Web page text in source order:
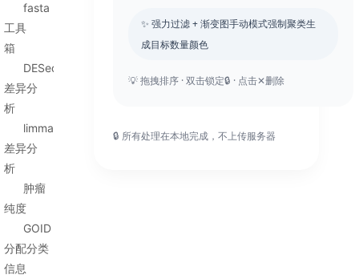
fasta
工具
箱
DESeq2
差异分
析
limma
差异分
析
肿瘤
纯度
GOID
分配分类
信息
✨ 强力过滤 + 渐变图手动模式强制聚类生
成目标数量颜色
💡 拖拽排序 · 双击锁定🔒 · 点击✕删除
🔒 所有处理在本地完成，不上传服务器